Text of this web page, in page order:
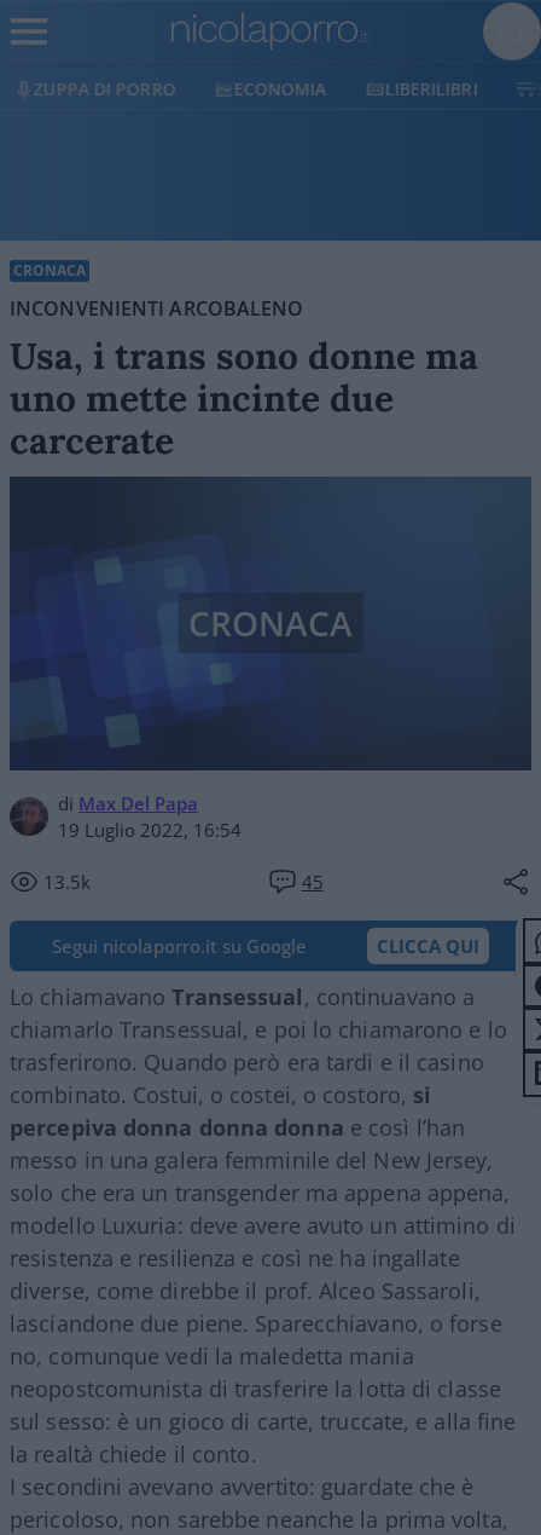
ECONOMIA LIBERILIBRI SHOP SOSTIENICI
CRONACA
INCONVENIENTI ARCOBALENO
Usa, i trans sono donne ma
uno mette incinte due
carcerate
di Max Del Papa
19 Luglio 2022, 16:54
13.5k 45
CRONACA
Segui nicolaporro.it su Google CLICCA QUI
Lo chiamavanoTransessual, continuavano a
chiamarlo Transessual, e poi lo chiamarono e lo
trasferirono. Quando però era tardi e il casino
combinato. Costui, o costei, o costoro, si
percepiva donna donna donna e così l’han
messo in una galera femminile del New Jersey,
solo che era un transgender ma appena appena,
modello Luxuria: deve avere avuto un attimino di
resistenza e resilienza e così ne ha ingallate
diverse, come direbbe il prof. Alceo Sassaroli,
lasciandone due piene. Sparecchiavano, o forse
no, comunque vedi la maledetta mania
neopostcomunista di trasferire la lotta di classe
sul sesso: è un gioco di carte, truccate, e alla fine
la realtà chiede il conto.
I secondini avevano avvertito: guardate che è
pericoloso, non sarebbe neanche la prima volta,